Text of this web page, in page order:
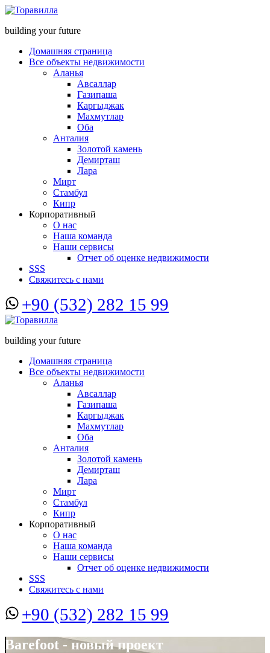
building your future
Домашняя страница
Все объекты недвижимости
Аланья
Авсаллар
Газипаша
Каргыджак
Махмутлар
Оба
Анталия
Золотой камень
Демирташ
Лара
Мирт
Стамбул
Кипр
Корпоративный
О нас
Наша команда
Наши сервисы
Отчет об оценке недвижимости
SSS
Свяжитесь с нами
+90 (532) 282 15 99
building your future
Домашняя страница
Все объекты недвижимости
Аланья
Авсаллар
Газипаша
Каргыджак
Махмутлар
Оба
Анталия
Золотой камень
Демирташ
Лара
Мирт
Стамбул
Кипр
Корпоративный
О нас
Наша команда
Наши сервисы
Отчет об оценке недвижимости
SSS
Свяжитесь с нами
+90 (532) 282 15 99
Barefoot - новый проект